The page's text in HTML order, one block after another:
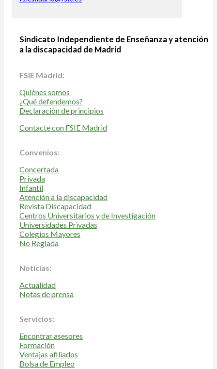
Sindicato Independiente de Enseñanza y atención
a la discapacidad de Madrid
FSIE Madrid:
Quiénes somos
¿Qué defendemos?
Declaración de principios
Contacte con FSIE Madrid
Convenios:
Concertada
Privada
Infantil
Atención a la discapacidad
Revista Discapacidad
Centros Universitarios y de Investigación
Universidades Privadas
Colegios Mayores
No Reglada
Noticias:
Actualidad
Notas de prensa
Servicios:
Encontrar asesores
Formación
Ventajas afiliados
Bolsa de Empleo